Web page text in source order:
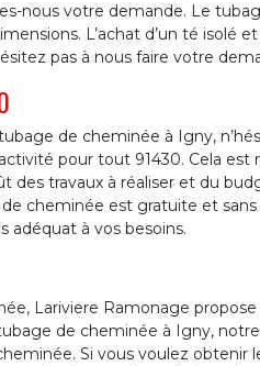
nous votre demande. Le
L’achat d’un té isolé et
pas à nous faire votre
de cheminée à Igny,
pour tout 91430. Cela est
des travaux à réaliser et du
cheminée est gratuite et
adéquat à vos besoins.
Lariviere Ramonage propose
de cheminée à Igny,
Si vous voulez obtenir